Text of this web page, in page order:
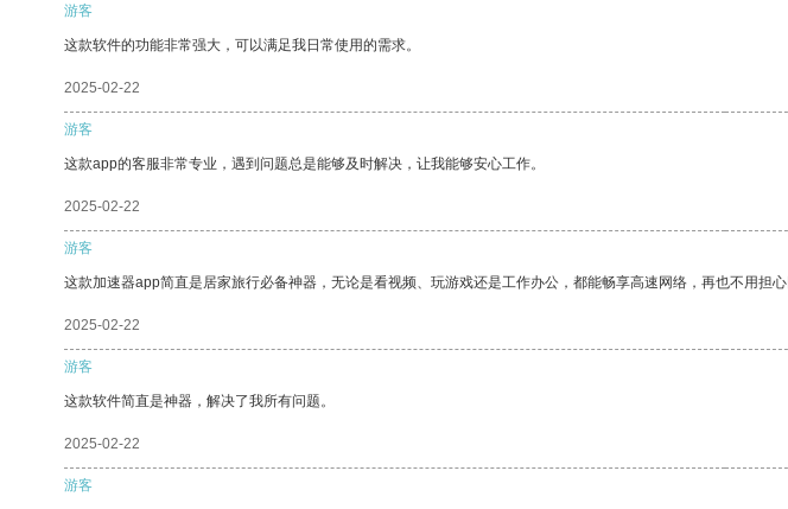
游客
这款软件的功能非常强大，可以满足我日常使用的需求。
2025-02-22
游客
这款app的客服非常专业，遇到问题总是能够及时解决，让我能够安心工作。
2025-02-22
游客
这款加速器app简直是居家旅行必备神器，无论是看视频、玩游戏还是工作办公，都能畅享高速网络，再也不用
2025-02-22
游客
这款软件简直是神器，解决了我所有问题。
2025-02-22
游客